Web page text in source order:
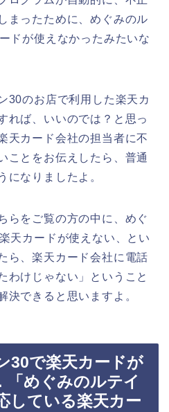
まったために、めぐみのル
ドが使えなかったみたいな
30のお店で利用した楽天カ
れば、いいのでは？と思っ
天カード会社の担当者に不
ことをお伝えしたら、普通
になりましたよ。
らをご覧の方の中に、めぐ
天カードが使えない、とい
ら、楽天カード会社に電話
わけじゃない」ということ
決できると思いますよ。
30で楽天カードが
「めぐみのルテイ
している楽天カー